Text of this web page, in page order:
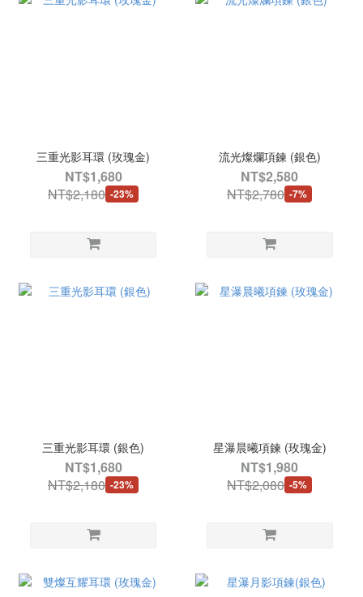
三重光影耳環 (玫瑰金)
NT$1,680
NT$2,180 -23%
流光燦爛項鍊 (銀色)
NT$2,580
NT$2,780 -7%
三重光影耳環 (銀色)
NT$1,680
NT$2,180 -23%
星瀑晨曦項鍊 (玫瑰金)
NT$1,980
NT$2,080 -5%